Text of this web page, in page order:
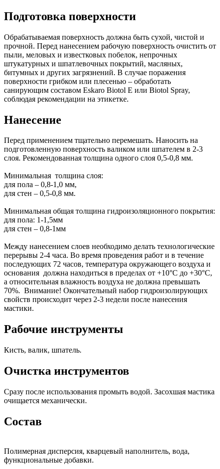
Подготовка поверхности
Обрабатываемая поверхность должна быть сухой, чистой и
прочной. Перед нанесением рабочую поверхность очистить от
пыли, меловых и известковых побелок, непрочных
штукатурных и шпатлевочных покрытий, масляных,
битумных и других загрязнений. В случае поражения
поверхности грибком или плесенью – обработать
санирующим составом Eskaro Biotol E или Biotol Spray,
соблюдая рекомендации на этикетке.
Нанесение
Перед применением тщательно перемешать. Наносить на
подготовленную поверхность валиком или шпателем в 2-3
слоя. Рекомендованная толщина одного слоя 0,5-0,8 мм.
Минимальная толщина слоя:
для пола – 0,8-1,0 мм,
для стен – 0,5-0,8 мм.
Минимальная общая толщина гидроизоляционного покрытия:
для пола: 1-1,5мм
для стен – 0,8-1мм
Между нанесением слоев необходимо делать технологические
перерывы 2-4 часа. Во время проведения работ и в течение
последующих 72 часов, температура окружающего воздуха и
основания должна находиться в пределах от +10°С до +30°С,
а относительная влажность воздуха не должна превышать
70%. Внимание! Окончательный набор гидроизолирующих
свойств происходит через 2-3 недели после нанесения
мастики.
Рабочие инструменты
Кисть, валик, шпатель.
Очистка инструментов
Сразу после использования промыть водой. Засохшая мастика
очищается механически.
Состав
Полимерная дисперсия, кварцевый наполнитель, вода,
функциональные добавки.